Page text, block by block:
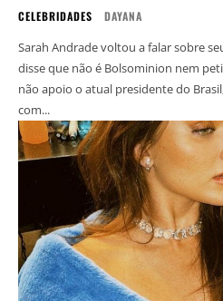
CELEBRIDADES DAYANA
Sarah Andrade voltou a falar sobre
disse que não é Bolsominion nem petista. "Quero deixar
não apoio o atual presidente do
com...